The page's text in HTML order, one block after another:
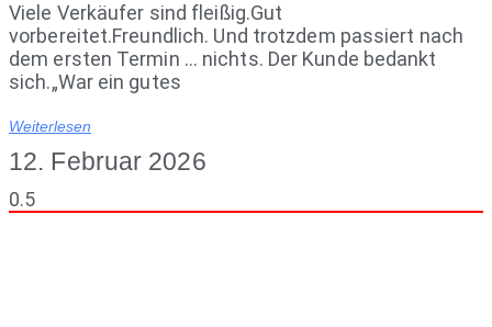
Viele Verkäufer sind fleißig.Gut
vorbereitet.Freundlich. Und trotzdem passiert nach
dem ersten Termin … nichts. Der Kunde bedankt
sich.„War ein gutes
Weiterlesen
12. Februar 2026